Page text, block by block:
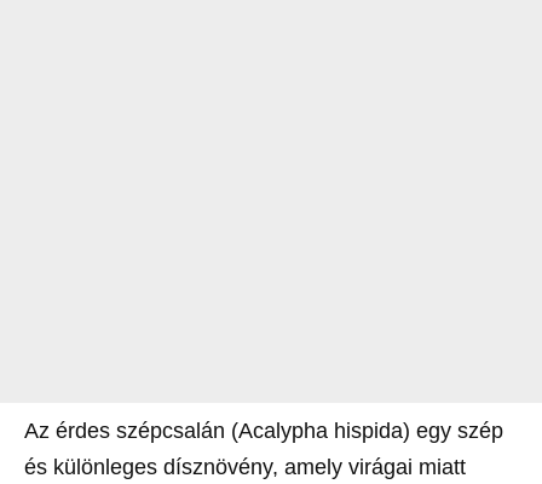
Az érdes szépcsalán (Acalypha hispida) egy szép
és különleges dísznövény, amely virágai miatt